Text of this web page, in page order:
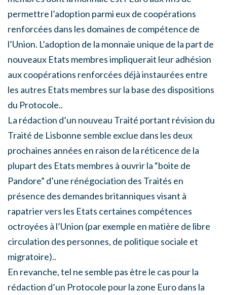
permettre l’adoption parmi eux de coopérations
renforcées dans les domaines de compétence de
l’Union. L’adoption de la monnaie unique de la part de
nouveaux Etats membres impliquerait leur adhésion
aux coopérations renforcées déjà instaurées entre
les autres Etats membres sur la base des dispositions
du Protocole..
La rédaction d’un nouveau Traité portant révision du
Traité de Lisbonne semble exclue dans les deux
prochaines années en raison de la réticence de la
plupart des Etats membres à ouvrir la “boite de
Pandore” d’une rénégociation des Traités en
présence des demandes britanniques visant à
rapatrier vers les Etats certaines compétences
octroyées à l’Union (par exemple en matière de libre
circulation des personnes, de politique sociale et
migratoire)..
En revanche, tel ne semble pas ètre le cas pour la
rédaction d’un Protocole pour la zone Euro dans la